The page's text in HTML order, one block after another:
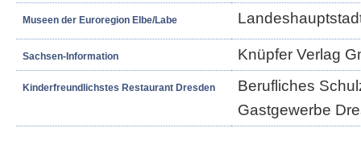
Museen der Euroregion Elbe/Labe
Sachsen-Information Knüpfer Verlag
Kinderfreundlichstes Restaurant Dresden
Berufliches
Gastgewerbe